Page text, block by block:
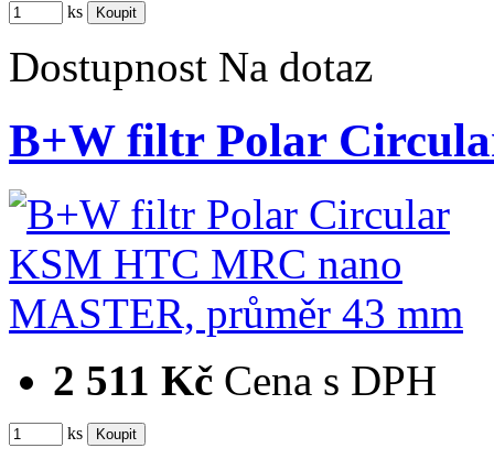
ks
Dostupnost Na dotaz
B+W filtr Polar
2 511 Kč Cena s DPH
ks